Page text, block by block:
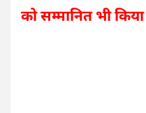
को सम्मानित भी